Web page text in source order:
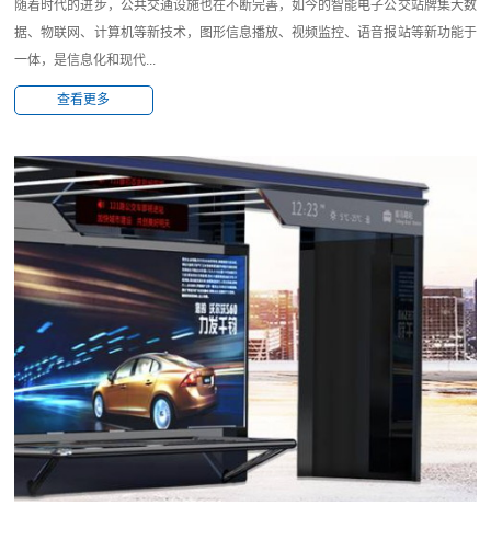
随着时代的进步，公共交通设施也在不断完善，如今的智能电子公交站牌集大数
据、物联网、计算机等新技术，图形信息播放、视频监控、语音报站等新功能于
一体，是信息化和现代...
查看更多